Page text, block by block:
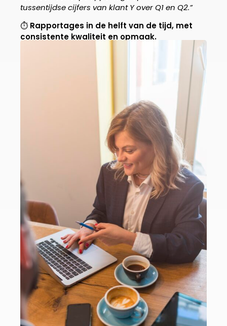
tussentijdse cijfers van klant Y over Q1 en Q2.”
⏱ Rapportages in de helft van de tijd, met
consistente kwaliteit en opmaak.